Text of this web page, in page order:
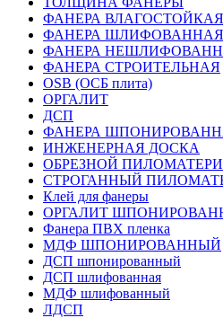
ФАНЕРА ВЛАГОСТОЙКАЯ
ФАНЕРА ШЛИФОВАННАЯ
ФАНЕРА
ФАНЕРА СТРОИТЕЛЬНАЯ
OSB (ОСБ плита)
ОРГАЛИТ
ДСП
ФАНЕРА
ИНЖЕНЕРНАЯ ДОСКА
ОБРЕЗНОЙ
СТРОГАННЫЙ
Клей для фанеры
ОРГАЛИТ
Фанера ПВХ пленка
МДФ ШПОНИРОВАННЫЙ
ДСП шпонированный
ДСП шлифованная
МДФ шлифованный
ЛДСП